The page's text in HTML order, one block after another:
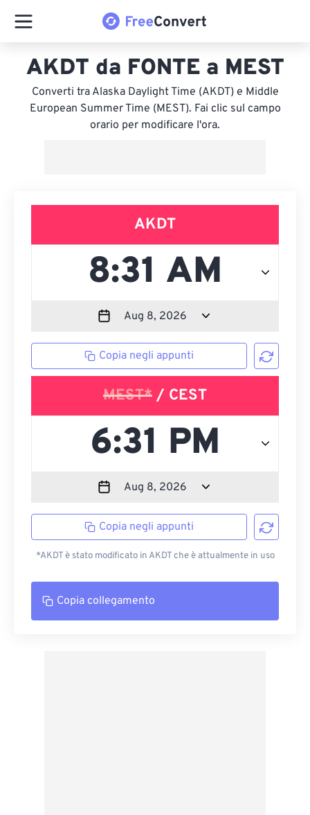
AKDT da FONTE a MEST
Converti tra Alaska Daylight Time (AKDT) e Middle
European Summer Time (MEST). Fai clic sul campo
orario per modificare l'ora.
AKDT
Copia negli appunti
MEST* / CEST
Copia negli appunti
*AKDT è stato modificato in AKDT che è attualmente in uso
Copia collegamento